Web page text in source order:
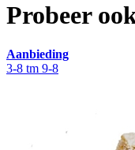
Probeer
Aanbieding
3-8 tm 9-8